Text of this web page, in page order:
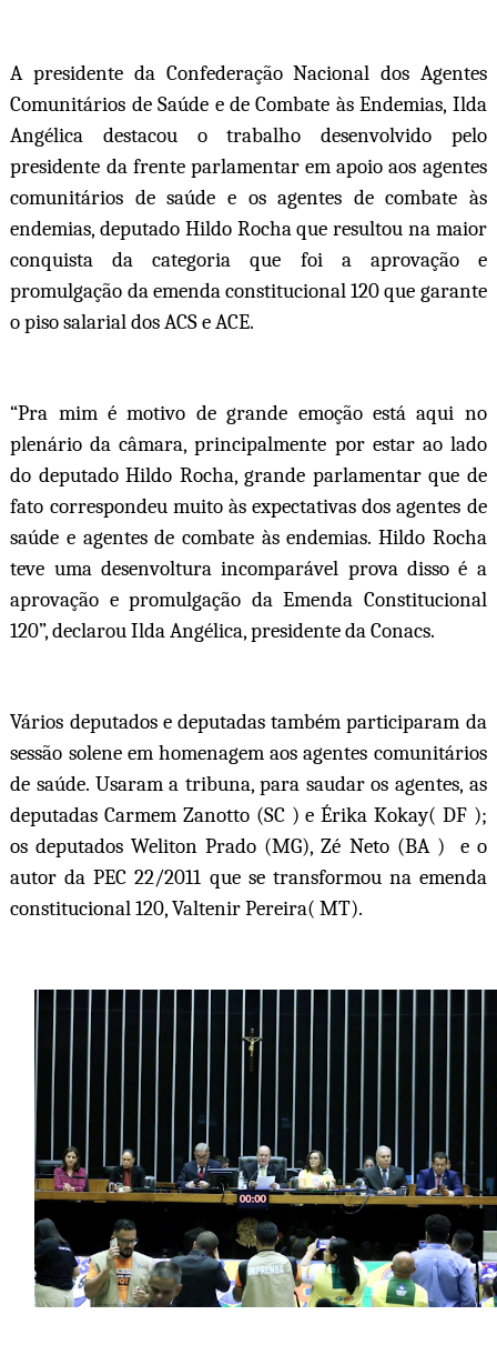
A presidente da Confederação Nacional dos Agentes
Comunitários de Saúde e de Combate às Endemias, Ilda
Angélica destacou o trabalho desenvolvido pelo
presidente da frente parlamentar em apoio aos agentes
comunitários de saúde e os agentes de combate às
endemias, deputado Hildo Rocha que resultou na maior
conquista da categoria que foi a aprovação e
promulgação da emenda constitucional 120 que garante
o piso salarial dos ACS e ACE.
“Pra mim é motivo de grande emoção está aqui no
plenário da câmara, principalmente por estar ao lado
do deputado Hildo Rocha, grande parlamentar que de
fato correspondeu muito às expectativas dos agentes de
saúde e agentes de combate às endemias. Hildo Rocha
teve uma desenvoltura incomparável prova disso é a
aprovação e promulgação da Emenda Constitucional
120”, declarou Ilda Angélica, presidente da Conacs.
Vários deputados e deputadas também participaram da
sessão solene em homenagem aos agentes comunitários
de saúde. Usaram a tribuna, para saudar os agentes, as
deputadas Carmem Zanotto (SC ) e Érika Kokay( DF );
os deputados Weliton Prado (MG), Zé Neto (BA )
e o
autor da PEC 22/2011 que se transformou na emenda
constitucional 120, Valtenir Pereira( MT).